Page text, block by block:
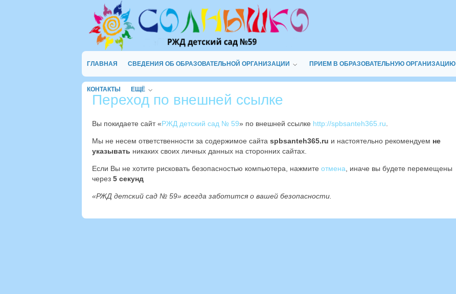
ГЛАВНАЯ СВЕДЕНИЯ ОБ ОБРАЗОВАТЕЛЬНОЙ ОРГАНИЗАЦИИ ПРИЕМ В ОБРАЗОВАТЕЛЬНУЮ ОРГАНИЗАЦИЮ
КОНТАКТЫ ЕЩЁ
Переход по внешней ссылке
Вы покидаете сайт «РЖД детский сад № 59» по внешней ссылке http://spbsanteh365.ru
Мы не несем ответственности за содержимое сайта spbsanteh365.ru и настоятельно рекомендуем не
указывать никаких своих личных данных на сторонних сайтах.
Если Вы не хотите рисковать безопасностью компьютера, нажмите отмена , иначе вы будете перемещены
через 4 секунд
«РЖД детский сад № 59» всегда заботится о вашей безопасности.